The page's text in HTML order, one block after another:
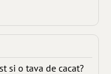
si o tava de cacat?